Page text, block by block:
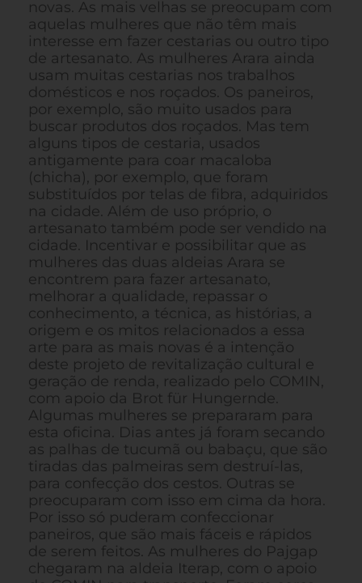
novas. As mais velhas se preocupam com
aquelas mulheres que não têm mais
interesse em fazer cestarias ou outro tipo
de artesanato. As mulheres Arara ainda
usam muitas cestarias nos trabalhos
domésticos e nos roçados. Os paneiros,
por exemplo, são muito usados para
buscar produtos dos roçados. Mas tem
alguns tipos de cestaria, usados
antigamente para coar macaloba
(chicha), por exemplo, que foram
substituídos por telas de fibra, adquiridos
na cidade. Além de uso próprio, o
artesanato também pode ser vendido na
cidade. Incentivar e possibilitar que as
mulheres das duas aldeias Arara se
encontrem para fazer artesanato,
melhorar a qualidade, repassar o
conhecimento, a técnica, as histórias, a
origem e os mitos relacionados a essa
arte para as mais novas é a intenção
deste projeto de revitalização cultural e
geração de renda, realizado pelo COMIN,
com apoio da Brot für Hungernde.
Algumas mulheres se prepararam para
esta oficina. Dias antes já foram secando
as palhas de tucumã ou babaçu, que são
tiradas das palmeiras sem destruí-las,
para confecção dos cestos. Outras se
preocuparam com isso em cima da hora.
Por isso só puderam confeccionar
paneiros, que são mais fáceis e rápidos
de serem feitos. As mulheres do Pajgap
chegaram na aldeia Iterap, com o apoio